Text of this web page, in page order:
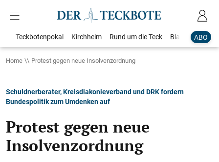
ABO
Teckbotenpokal Kirchheim Rund um die Teck Blaulicht
Home Protest gegen neue Insolvenzordnung
Schuldnerberater, Kreisdiakonieverband und DRK fordern
Bundespolitik zum Umdenken auf
Protest gegen neue
Insolvenzordnung